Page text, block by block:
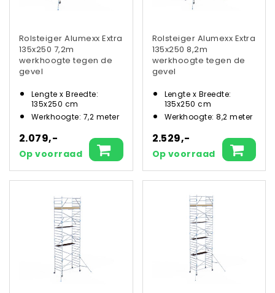
Rolsteiger Alumexx Extra
135x250 7,2m
werkhoogte tegen de
gevel
Lengte x Breedte:
135x250 cm
Werkhoogte: 7,2 meter
2.079,-
Op voorraad
Rolsteiger Alumexx Extra
135x250 8,2m
werkhoogte tegen de
gevel
Lengte x Breedte:
135x250 cm
Werkhoogte: 8,2 meter
2.529,-
Op voorraad